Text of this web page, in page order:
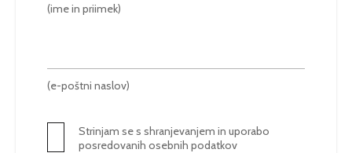
(ime in priimek)
(e-poštni naslov)
Strinjam se s shranjevanjem in uporabo
posredovanih osebnih podatkov